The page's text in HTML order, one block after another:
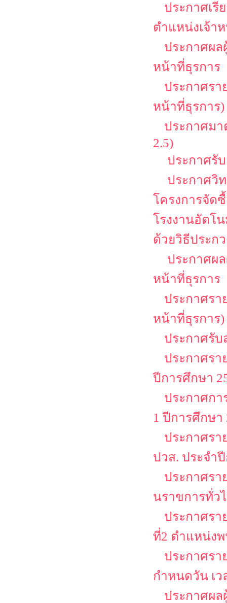
ประกาศเรี
ตำแหน่งเจ้า
ประกาศผล
หน้าที่ธุรการ
ประกาศรา
หน้าที่ธุรการ)
ประกาศมา
2.5)
ประกาศรั
ประกาศวิ
โครงการจัด
โรงงานอัตโ
ด้วยวิธีประก
ประกาศผ
หน้าที่ธุรการ
ประกาศรา
หน้าที่ธุรการ)
ประกาศรั
ประกาศรา
ปีการศึกษา
ประกาศกา
1 ปีการศึกษา
ประกาศร
ปวส. ประจำ
ประกาศรา
นราขการทั่ว
ประกาศรา
ที่2 ตำแหน่ง
ประกาศรา
กำหนดวัน เว
ประกาศผล